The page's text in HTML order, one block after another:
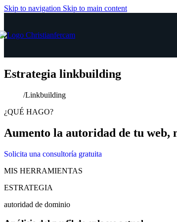
Skip to navigation Skip to main content
Estrategia linkbuilding
/Linkbuilding
¿QUÉ HAGO?
Aumento la autoridad de tu
Solicita una consultoría gratuita
MIS HERRAMIENTAS
ESTRATEGIA
autoridad de dominio